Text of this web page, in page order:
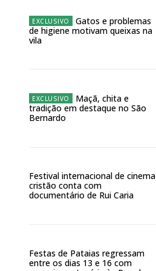
Exclusivos para
Gatos e problemas
de higiene motivam queixas na
vila
Maçã, chita e
tradição em destaque no São
Bernardo
Festival internacional de cinema
cristão conta com
documentário de Rui Caria
Festas de Pataias regressam
entre os dias 13 e 16 com